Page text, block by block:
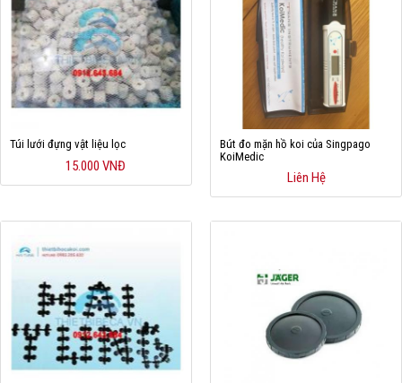
Túi lưới đựng vật liệu lọc
15.000 VNĐ
Bút đo mặn hồ koi của Singpago
KoiMedic
Liên Hệ